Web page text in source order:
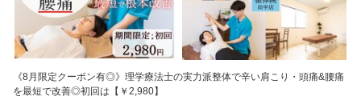
《8月限定クーポン有◎》理学療法士の実力派整体で辛い肩こり・頭痛&腰痛
を最短で改善◎初回は【￥2,980】